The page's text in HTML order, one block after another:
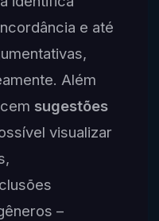
e até
Além
sugestões
visualizar
–